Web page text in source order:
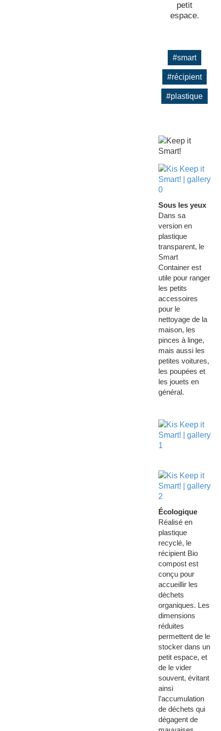
petit
espace.
#smart
#récipient
#plastique
Sous les yeux
Dans sa
version en
plastique
transparent, le
Smart
Container est
utile pour ranger
les petits
accessoires
pour le
nettoyage de la
maison, les
pinces à linge,
mais aussi les
petites voitures,
les poupées et
les jouets en
général.
Écologique
Réalisé en
plastique
recyclé, le
récipient Bio
compost est
conçu pour
accueillir les
déchets
organiques. Les
dimensions
réduites
permettent de le
stocker dans un
petit espace, et
de le vider
souvent, évitant
ainsi
l’accumulation
de déchets qui
dégagent de